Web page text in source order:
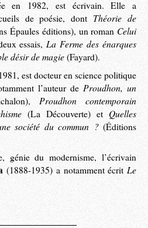
en 1982, est écrivain. Elle a
de poésie, dont Théorie de
Épaules éditions), un roman Celui
essais, La Ferme des énarques
désir de magie (Fayard).
est docteur en science politique
l’auteur de Proudhon, un
Proudhon contemporain
(La Découverte) et Quelles
société du commun ?(Éditions
génie du modernisme, l’écrivain
(1888-1935) a notamment écrit Le